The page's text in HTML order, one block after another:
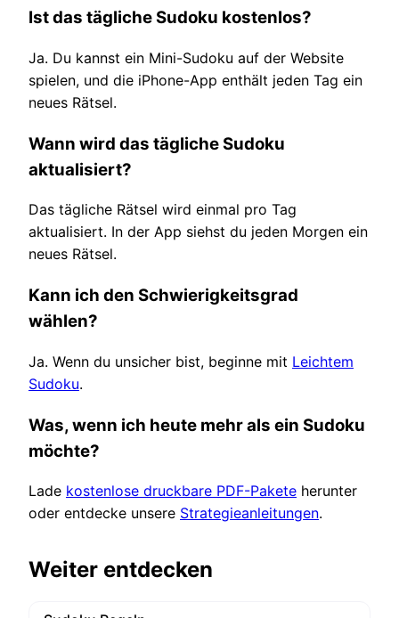
Ist das tägliche Sudoku kostenlos?
Ja. Du kannst ein Mini-Sudoku auf der Website
spielen, und die iPhone-App enthält jeden Tag ein
neues Rätsel.
Wann wird das tägliche Sudoku
aktualisiert?
Das tägliche Rätsel wird einmal pro Tag
aktualisiert. In der App siehst du jeden Morgen ein
neues Rätsel.
Kann ich den Schwierigkeitsgrad
wählen?
Ja. Wenn du unsicher bist, beginne mit Leichtem
Sudoku.
Was, wenn ich heute mehr als ein Sudoku
möchte?
Lade kostenlose druckbare PDF-Pakete herunter
oder entdecke unsere Strategieanleitungen.
Weiter entdecken